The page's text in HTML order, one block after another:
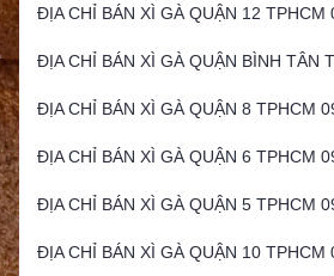
ĐỊA CHỈ BÁN XÌ GÀ QUẬN 12 TPHCM
ĐỊA CHỈ BÁN XÌ GÀ QUẬN BÌNH TÂN
ĐỊA CHỈ BÁN XÌ GÀ QUẬN 8 TPHCM
ĐỊA CHỈ BÁN XÌ GÀ QUẬN 6 TPHCM
ĐỊA CHỈ BÁN XÌ GÀ QUẬN 5 TPHCM
ĐỊA CHỈ BÁN XÌ GÀ QUẬN 10 TPHCM